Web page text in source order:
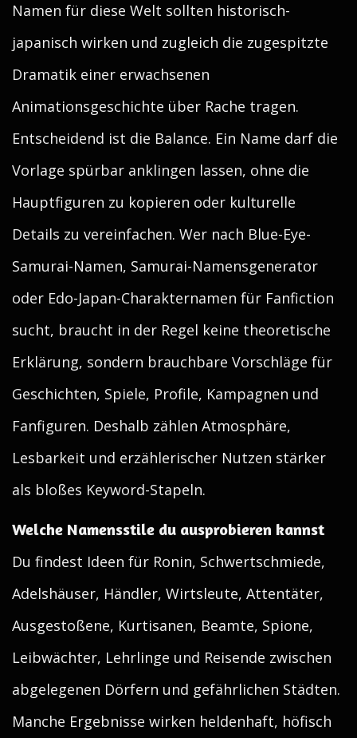
Namen für diese Welt sollten historisch-
japanisch wirken und zugleich die zugespitzte
Dramatik einer erwachsenen
Animationsgeschichte über Rache tragen.
Entscheidend ist die Balance. Ein Name darf die
Vorlage spürbar anklingen lassen, ohne die
Hauptfiguren zu kopieren oder kulturelle
Details zu vereinfachen. Wer nach Blue-Eye-
Samurai-Namen, Samurai-Namensgenerator
oder Edo-Japan-Charakternamen für Fanfiction
sucht, braucht in der Regel keine theoretische
Erklärung, sondern brauchbare Vorschläge für
Geschichten, Spiele, Profile, Kampagnen und
Fanfiguren. Deshalb zählen Atmosphäre,
Lesbarkeit und erzählerischer Nutzen stärker
als bloßes Keyword-Stapeln.
Welche Namensstile du ausprobieren kannst
Du findest Ideen für Ronin, Schwertschmiede,
Adelshäuser, Händler, Wirtsleute, Attentäter,
Ausgestoßene, Kurtisanen, Beamte, Spione,
Leibwächter, Lehrlinge und Reisende zwischen
abgelegenen Dörfern und gefährlichen Städten.
Manche Ergebnisse wirken heldenhaft, höfisch